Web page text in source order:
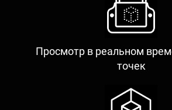
Просмотр в реальном
точек